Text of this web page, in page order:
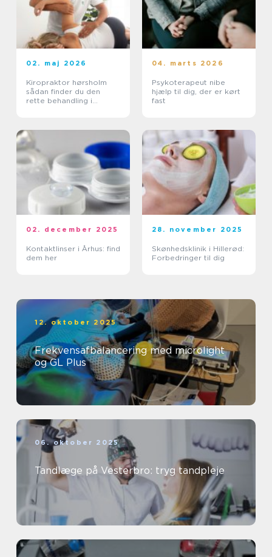
02. maj 2026
Kiropraktor hørsholm
sådan finder du den
rette behandling i
04. marts 2026
Psykoterapeut nibe
hjælp til dig, der er kørt
fast
02. december 2025
Kontaktlinser i Århus: find
dem her
28. november 2025
Skønhedsklinik i Hillerød:
Forbedringer til dig
12. oktober 2025
Frekvensafbalancering med microlight
og GL Plus
06. oktober 2025
Tandlæge på Vesterbro: tryg tandpleje